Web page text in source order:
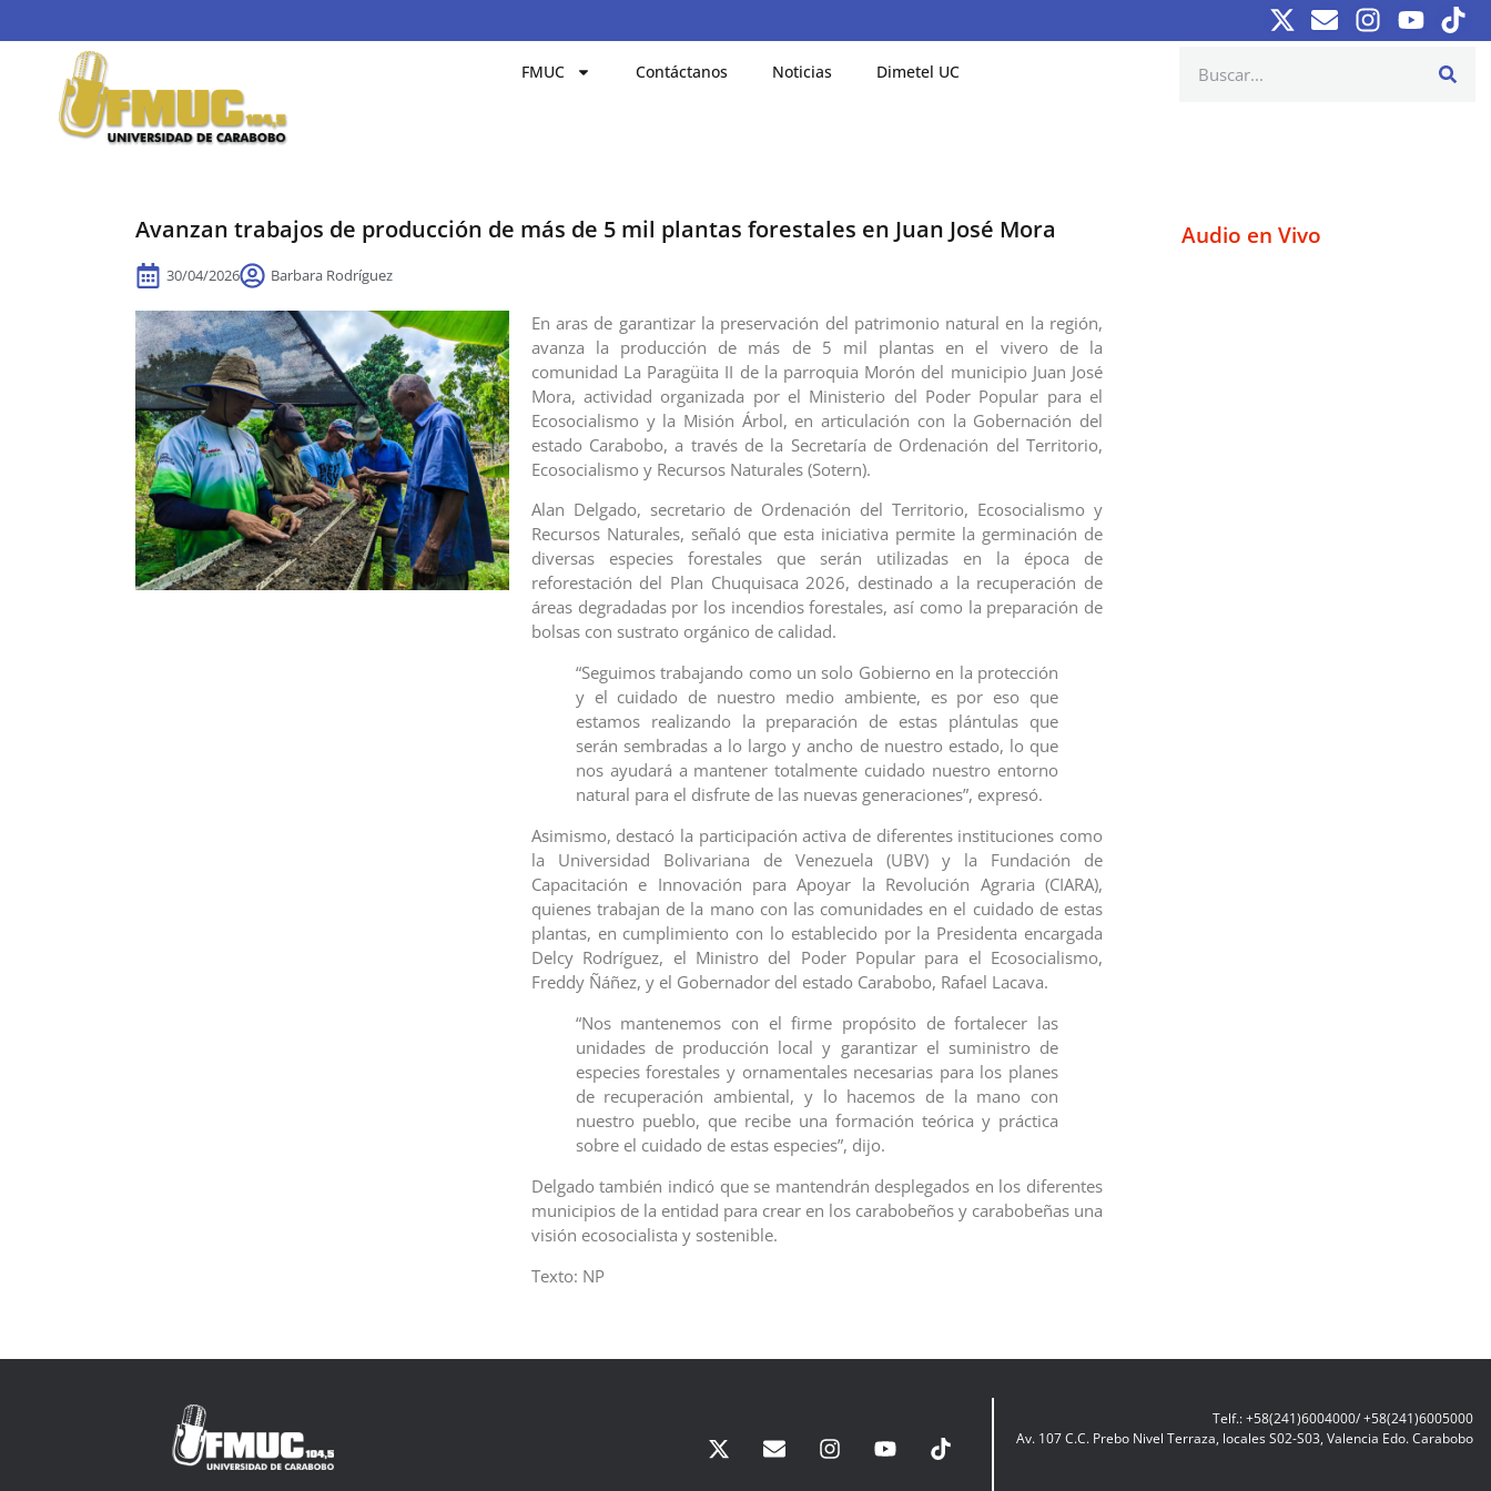
FMUC Contáctanos Noticias Dimetel UC
Avanzan trabajos de producción de más de 5 mil plantas forestales en Juan José Mora
30/04/2026 Barbara Rodríguez
En aras de garantizar la preservación del patrimonio natural en la región,
avanza la producción de más de 5 mil plantas en el vivero de la
comunidad La Paragüita II de la parroquia Morón del municipio Juan José
Mora, actividad organizada por el Ministerio del Poder Popular para el
Ecosocialismo y la Misión Árbol, en articulación con la Gobernación del
estado Carabobo, a través de la Secretaría de Ordenación del Territorio,
Ecosocialismo y Recursos Naturales (Sotern).
Alan Delgado, secretario de Ordenación del Territorio, Ecosocialismo y
Recursos Naturales, señaló que esta iniciativa permite la germinación de
diversas especies forestales que serán utilizadas en la época de
reforestación del Plan Chuquisaca 2026, destinado a la recuperación de
áreas degradadas por los incendios forestales, así como la preparación de
bolsas con sustrato orgánico de calidad.
“Seguimos trabajando como un solo Gobierno en la protección
y el cuidado de nuestro medio ambiente, es por eso que
estamos realizando la preparación de estas plántulas que
serán sembradas a lo largo y ancho de nuestro estado, lo que
nos ayudará a mantener totalmente cuidado nuestro entorno
natural para el disfrute de las nuevas generaciones”, expresó.
Asimismo, destacó la participación activa de diferentes instituciones como
la Universidad Bolivariana de Venezuela (UBV) y la Fundación de
Capacitación e Innovación para Apoyar la Revolución Agraria (CIARA),
quienes trabajan de la mano con las comunidades en el cuidado de estas
plantas, en cumplimiento con lo establecido por la Presidenta encargada
Delcy Rodríguez, el Ministro del Poder Popular para el Ecosocialismo,
Freddy Ñáñez, y el Gobernador del estado Carabobo, Rafael Lacava.
“Nos mantenemos con el firme propósito de fortalecer las
unidades de producción local y garantizar el suministro de
especies forestales y ornamentales necesarias para los planes
de recuperación ambiental, y lo hacemos de la mano con
nuestro pueblo, que recibe una formación teórica y práctica
sobre el cuidado de estas especies”, dijo.
Delgado también indicó que se mantendrán desplegados en los diferentes
municipios de la entidad para crear en los carabobeños y carabobeñas una
visión ecosocialista y sostenible.
Texto: NP
Audio en Vivo
Telf.: +58(241)6004000/ +58(241)6005000
Av. 107 C.C. Prebo Nivel Terraza, locales S02-S03, Valencia Edo. Carabobo